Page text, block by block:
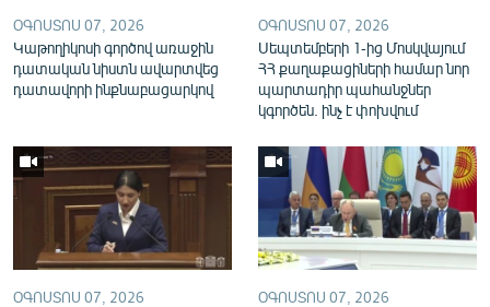
English
Русский
«Ազատության» բոլոր կայքերը
ՕԳՈՍՏՈՍ 07, 2026
Կաթողիկոսի գործով առաջին
դատական նիստն ավարտվեց
դատավորի ինքնաբացարկով
ՕԳՈՍՏՈՍ 07, 2026
Սեպտեմբերի 1-ից Մոսկվայում
ՀՀ քաղաքացիների համար նոր
պարտադիր պահանջներ
կգործեն. ինչ է փոխվում
ՕԳՈՍՏՈՍ 07, 2026 ՕԳՈՍՏՈՍ 07, 2026